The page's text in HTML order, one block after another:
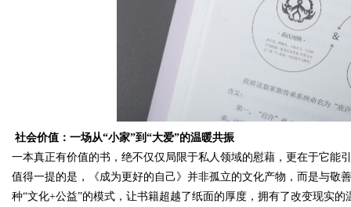
社会价值：一场从“小家”到“大爱”的温暖共振
一本真正有价值的书，绝不仅仅局限于私人领域的慰藉，更在于它能
值得一提的是，《成为更好的自己》并非孤立的文化产物，而是与敬
种“文化+公益”的模式，让书籍超越了纸面的厚度，拥有了改变现实